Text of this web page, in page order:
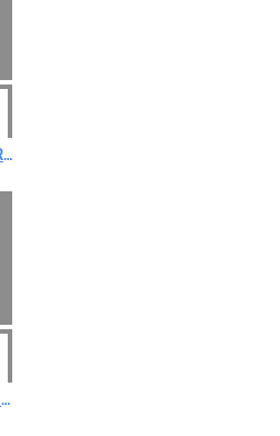
Napzzz Bontmand Baby Roze - 9 Maten
Napzzz Bontmand Bruin - 9 Maten